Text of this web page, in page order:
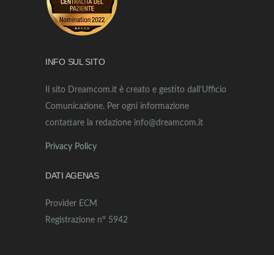
INFO SUL SITO
Il sito Dreamcom.it è creato e gestito dall’Ufficio
Comunicazione. Per ogni informazione
contattare la redazione info@dreamcom.it
Privacy Policy
DATI AGENAS
Provider ECM
Registrazione n° 5942